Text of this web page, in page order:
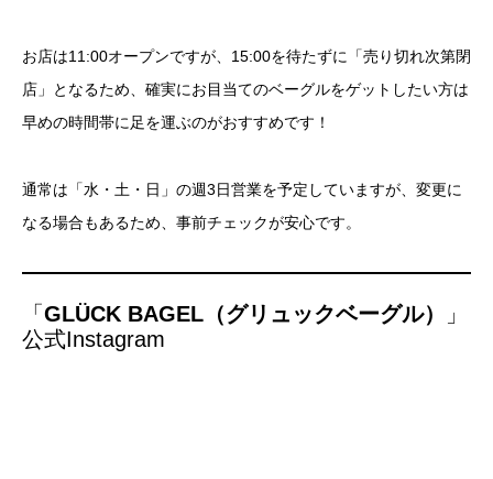
お店は11:00オープンですが、15:00を待たずに「売り切れ次第閉
店」となるため、確実にお目当てのベーグルをゲットしたい方は
早めの時間帯に足を運ぶのがおすすめです！
通常は「水・土・日」の週3日営業を予定していますが、変更に
なる場合もあるため、事前チェックが安心です。
「 GLÜCK BAGEL（グリュックベーグル）
」
公式Instagram